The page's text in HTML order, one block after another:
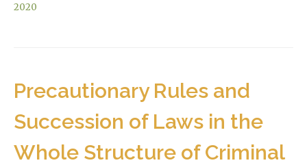
2020
Precautionary Rules and
Succession of Laws in the
Whole Structure of Criminal